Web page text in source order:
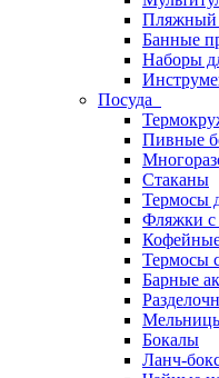
Пляжный
Банные
Наборы
Посуда
Пивные
Стаканы
Термосы
Фляжки с
Термосы
Барные
Бокалы
Ланч-